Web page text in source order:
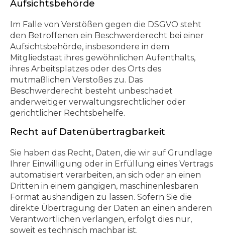
Aufsichts­behörde
Im Falle von Verstößen gegen die DSGVO steht
den Betroffenen ein Beschwerderecht bei einer
Aufsichtsbehörde, insbesondere in dem
Mitgliedstaat ihres gewöhnlichen Aufenthalts,
ihres Arbeitsplatzes oder des Orts des
mutmaßlichen Verstoßes zu. Das
Beschwerderecht besteht unbeschadet
anderweitiger verwaltungsrechtlicher oder
gerichtlicher Rechtsbehelfe.
Recht auf Daten­übertrag­barkeit
Sie haben das Recht, Daten, die wir auf Grundlage
Ihrer Einwilligung oder in Erfüllung eines Vertrags
automatisiert verarbeiten, an sich oder an einen
Dritten in einem gängigen, maschinenlesbaren
Format aushändigen zu lassen. Sofern Sie die
direkte Übertragung der Daten an einen anderen
Verantwortlichen verlangen, erfolgt dies nur,
soweit es technisch machbar ist.